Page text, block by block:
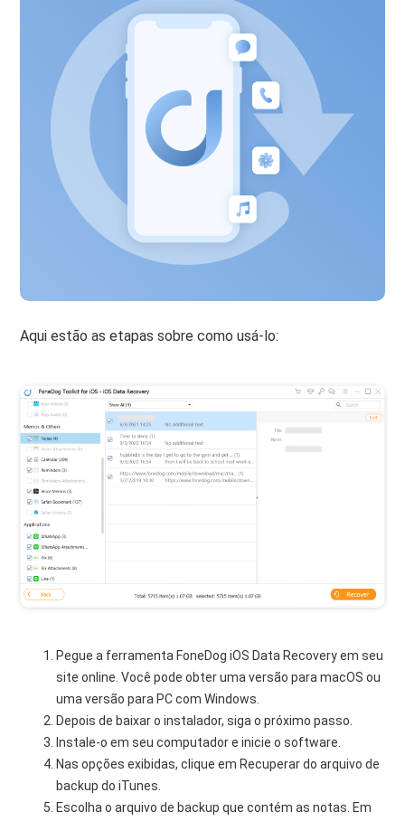
Aqui estão as etapas sobre como usá-lo:
Pegue a ferramenta FoneDog iOS Data Recovery em seu
site online. Você pode obter uma versão para macOS ou
uma versão para PC com Windows.
Depois de baixar o instalador, siga o próximo passo.
Instale-o em seu computador e inicie o software.
Nas opções exibidas, clique em Recuperar do arquivo de
backup do iTunes.
Escolha o arquivo de backup que contém as notas. Em